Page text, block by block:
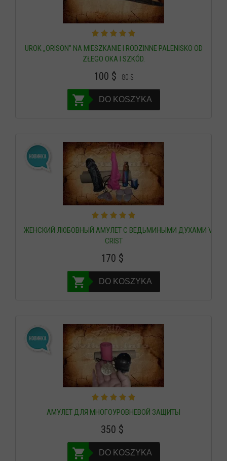
UROK „ORISON” NA MIESZKANIE I RODZINNE PALENISKO OD
ZŁEGO OKA I SZKÓD.
100 $ 80$
DO KOSZYKA
ЖЕНСКИЙ ЛЮБОВНЫЙ АМУЛЕТ С ВЕДЬМИНЫМИ ДУХАМИ VERI-
CRIST
170 $
DO KOSZYKA
АМУЛЕТ ДЛЯ МНОГОУРОВНЕВОЙ ЗАЩИТЫ
350 $
DO KOSZYKA